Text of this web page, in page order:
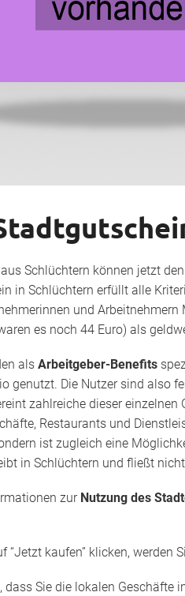
Schlüchtern können jetzt
in Schlüchtern erfüllt alle
und
es noch 44 Euro) als
als Arbeitgeber-Benefits
genutzt. Die Nutzer sind also
zahlreiche dieser
Restaurants und
ist zugleich eine
in Schlüchtern und fließt
zur Nutzung des
“Jetzt kaufen” klicken,
dass Sie die lokalen Geschäfte